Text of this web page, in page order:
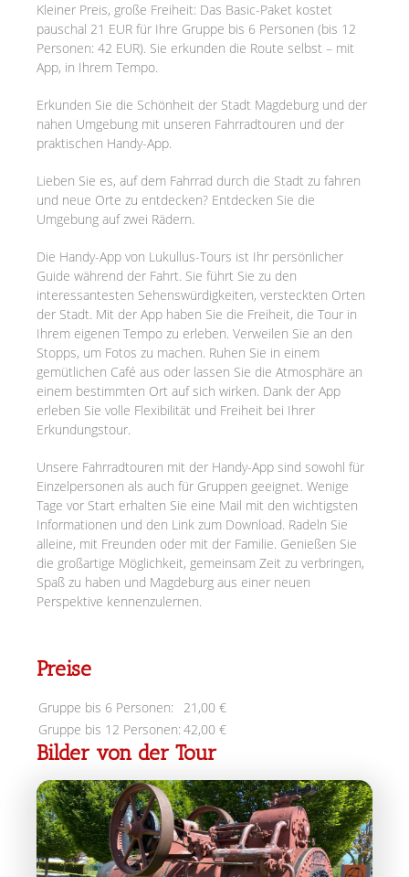
Kleiner Preis, große Freiheit: Das Basic-Paket kostet
pauschal 21 EUR für Ihre Gruppe bis 6 Personen (bis 12
Personen: 42 EUR). Sie erkunden die Route selbst – mit
App, in Ihrem Tempo.
Erkunden Sie die Schönheit der Stadt Magdeburg und der
nahen Umgebung mit unseren Fahrradtouren und der
praktischen Handy-App.
Lieben Sie es, auf dem Fahrrad durch die Stadt zu fahren
und neue Orte zu entdecken? Entdecken Sie die
Umgebung auf zwei Rädern.
Die Handy-App von Lukullus-Tours ist Ihr persönlicher
Guide während der Fahrt. Sie führt Sie zu den
interessantesten Sehenswürdigkeiten, versteckten Orten
der Stadt. Mit der App haben Sie die Freiheit, die Tour in
Ihrem eigenen Tempo zu erleben. Verweilen Sie an den
Stopps, um Fotos zu machen. Ruhen Sie in einem
gemütlichen Café aus oder lassen Sie die Atmosphäre an
einem bestimmten Ort auf sich wirken. Dank der App
erleben Sie volle Flexibilität und Freiheit bei Ihrer
Erkundungstour.
Unsere Fahrradtouren mit der Handy-App sind sowohl für
Einzelpersonen als auch für Gruppen geeignet. Wenige
Tage vor Start erhalten Sie eine Mail mit den wichtigsten
Informationen und den Link zum Download. Radeln Sie
alleine, mit Freunden oder mit der Familie. Genießen Sie
die großartige Möglichkeit, gemeinsam Zeit zu verbringen,
Spaß zu haben und Magdeburg aus einer neuen
Perspektive kennenzulernen.
Preise
Gruppe bis 6 Personen:
21,00 €
Gruppe bis 12 Personen: 42,00 €
Bilder von der Tour